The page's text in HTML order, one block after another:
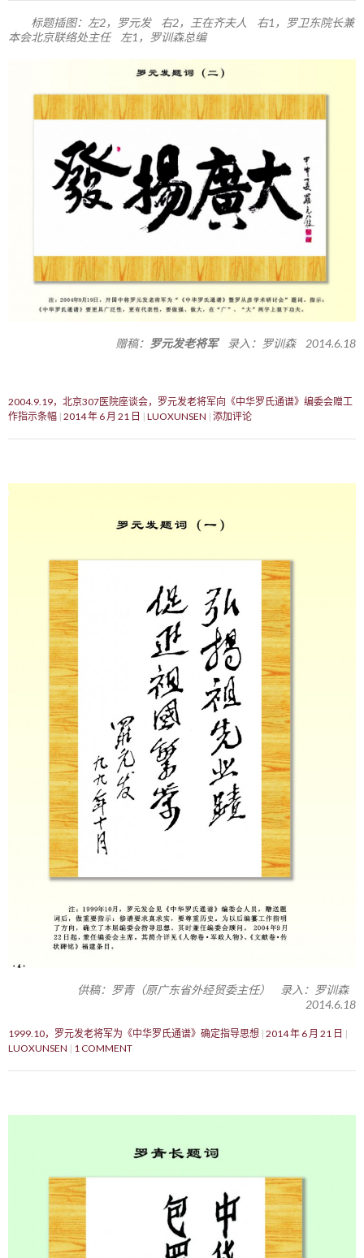
标题插图：左2，罗元发 右2，王在齐夫人 右1，罗卫东院长兼
本会北京联络处主任 左1，罗训森总编
赠稿： 罗元发老将军录入：罗训森 2014.6.18
2004.9.19，北京307医院座谈会，罗元发老将军向《中华罗氏通谱》编委会赠工
作指示条幅 2014 年 6 月 21 日 LUOXUNSEN 添加评论
供稿：罗青（原广东省外经贸委主任） 录入：罗训森
2014.6.18
1999.10，罗元发老将军为《中华罗氏通谱》确定指导思想 2014 年 6 月 21 日
LUOXUNSEN
1 COMMENT